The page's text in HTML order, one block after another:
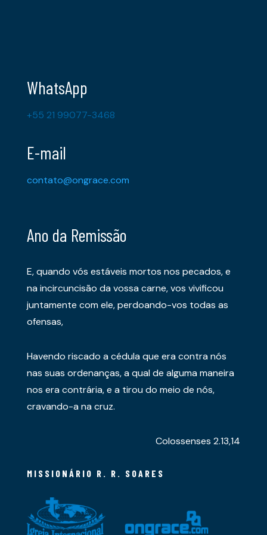
WhatsApp
+55 21 99077-3468
E-mail
contato@ongrace.com
Ano da Remissão
E, quando vós estáveis mortos nos pecados, e
na incircuncisão da vossa carne, vos vivificou
juntamente com ele, perdoando-vos todas as
ofensas,
Havendo riscado a cédula que era contra nós
nas suas ordenanças, a qual de alguma maneira
nos era contrária, e a tirou do meio de nós,
cravando-a na cruz.
Colossenses 2.13,14
MISSIONÁRIO R. R. SOARES